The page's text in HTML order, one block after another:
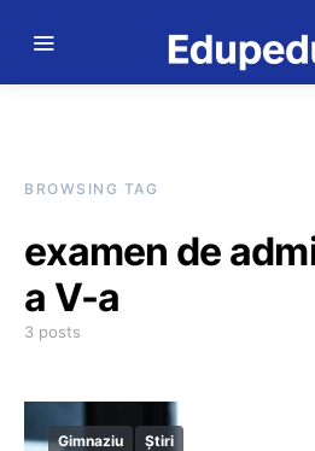
BROWSING TAG
examen de
a V-a
3 posts
Gimnaziu Știri